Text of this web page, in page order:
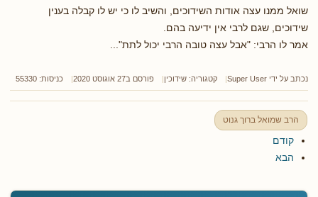
שואל ממנו עצה אודות השידוכים, והשיב לו כי יש לו קבלה בענין
שידוכים, שגם לרבי אין ידיעה בהם.
אמר לו הרבי: "אבל עצה טובה הרבי יכול לתת"...
נכתב על ידי Super User קטגוריה: שידוכין פורסם ב27 אוגוסט 2020 כניסות: 55330
הרב שמואל ברוך גנוט
קודם
הבא